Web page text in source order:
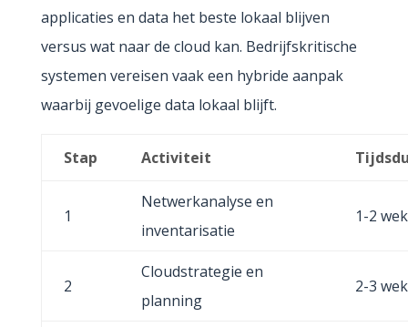
applicaties en data het beste lokaal blijven
versus wat naar de cloud kan. Bedrijfskritische
systemen vereisen vaak een hybride aanpak
waarbij gevoelige data lokaal blijft.
Stap Activiteit
1
Netwerkanalyse en
inventarisatie
1-2
2
Cloudstrategie en
planning
2-3